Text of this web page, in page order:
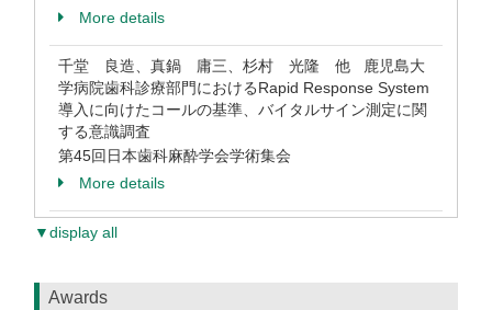
More details
千堂 良造、真鍋 庸三、杉村 光隆 他 鹿児島大
学病院歯科診療部門におけるRapid Response System
導入に向けたコールの基準、バイタルサイン測定に関
する意識調査
第45回日本歯科麻酔学会学術集会
More details
▼display all
Awards